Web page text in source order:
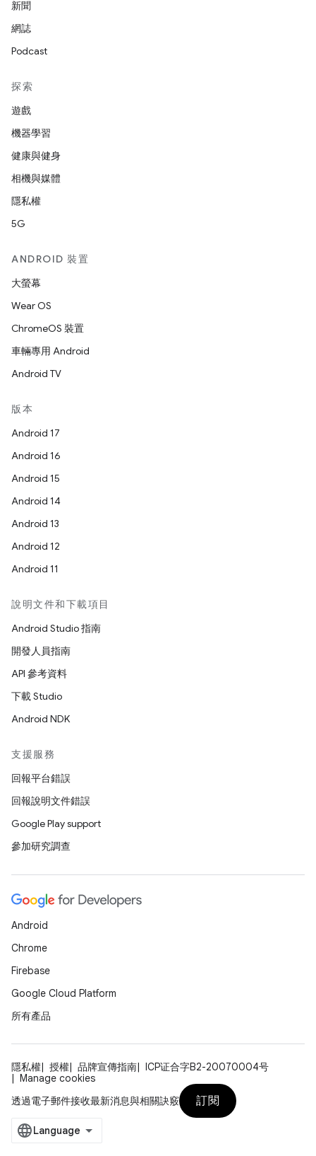
新聞
網誌
Podcast
探索
遊戲
機器學習
健康與健身
相機與媒體
隱私權
5G
ANDROID 裝置
大螢幕
Wear OS
ChromeOS 裝置
車輛專用 Android
Android TV
版本
Android 17
Android 16
Android 15
Android 14
Android 13
Android 12
Android 11
說明文件和下載項目
Android Studio 指南
開發人員指南
API 參考資料
下載 Studio
Android NDK
支援服務
回報平台錯誤
回報說明文件錯誤
Google Play support
參加研究調查
Android
Chrome
Firebase
Google Cloud Platform
所有產品
隱私權 授權 品牌宣傳指南
ICP证合字B2-20070004号
Manage cookies
透過電子郵件接收最新消息與相關訣竅
訂閱